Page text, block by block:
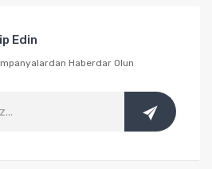
Edin
Haberdar Olun